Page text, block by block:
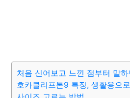
처음 신어보고 느낀 점부터 말하
호카클리프톤9 특징, 생활용으